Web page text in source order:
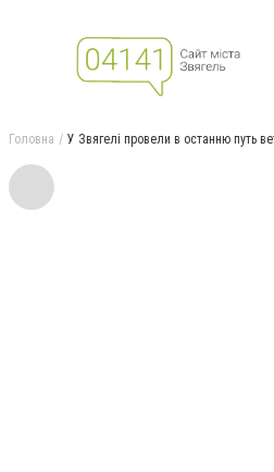
Головна У Звягелі провели в останню путь